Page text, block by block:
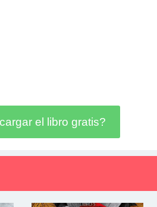
el libro gratis?